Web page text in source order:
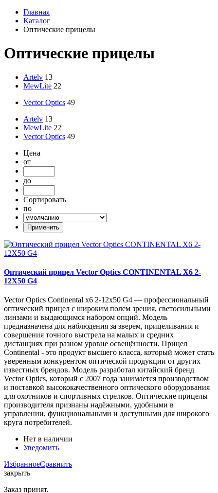
Главная
Каталог
Оптические прицелы
Оптические прицелы
Artelv 13
MewLite 22
Vector Optics 49
Artelv 13
MewLite 22
Vector Optics 49
Цена
от
до
Сортировать
по
Оптический прицел Vector Optics CONTINENTAL X6 2-
12X50 G4
Vector Optics Continental x6 2-12x50 G4 — профессиональный
оптический прицел с широким полем зрения, светосильными
линзами и выдающимся набором опций. Модель
предназначена для наблюдения за зверем, прицеливания и
совершения точного выстрела на малых и средних
дистанциях при разном уровне освещённости. Прицел
Continental - это продукт высшего класса, который может стать
уверенным конкурентом оптической продукции от других
известных брендов. Модель разработал китайский бренд
Vector Optics, который с 2007 года занимается производством
и поставкой высококачественного оптического оборудования
для охотников и спортивных стрелков. Оптические прицелы
производителя признаны надёжными, удобными в
управлении, функциональными и доступными для широкого
круга потребителей.
Нет в наличии
Уведомить
ИзбранноеСравнить
закрыть
Заказ принят.